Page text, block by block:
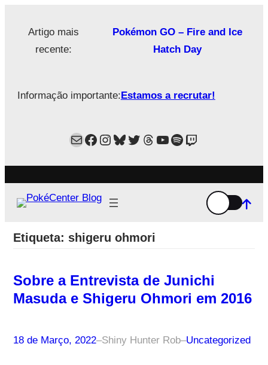
Artigo mais
recente:
Pokémon GO – Fire and Ice
Hatch Day
Informação importante:Estamos a recrutar!
MailFacebook
Instagram
Bluesky
Twitter
Estamos no Threads!
YouTube
Spotify
Twitch
Etiqueta: shigeru ohmori
Sobre a Entrevista de Junichi
Masuda e Shigeru Ohmori em 2016
18 de Março, 2022–Shiny Hunter Rob–Uncategorized